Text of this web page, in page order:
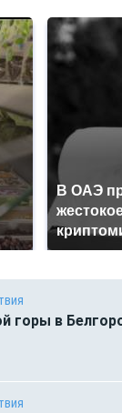
В ОАЭ
горы в